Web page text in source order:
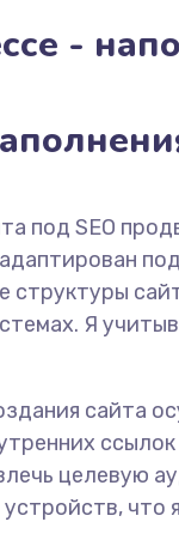
-
под SEO
структуры
Я
сайта
целевую
устройств,